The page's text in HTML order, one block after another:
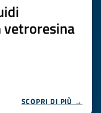
SCOPRI DI PIÙ →